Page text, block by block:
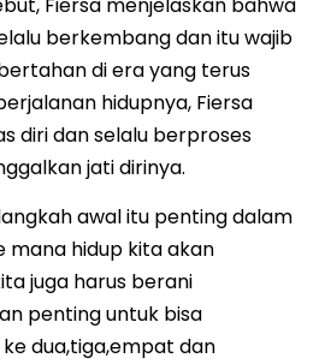
berkembang dan itu wajib
di era yang terus
hidupnya, Fiersa
diri dan selalu berproses
jati dirinya.
awal itu penting dalam
mana hidup kita akan
juga harus berani
penting untuk bisa
dua,tiga,empat dan